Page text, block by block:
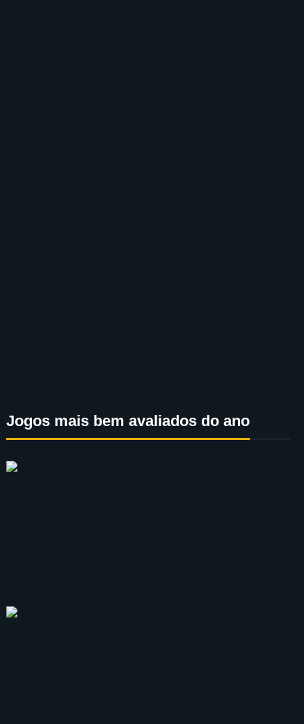
Jogos mais bem avaliados do ano